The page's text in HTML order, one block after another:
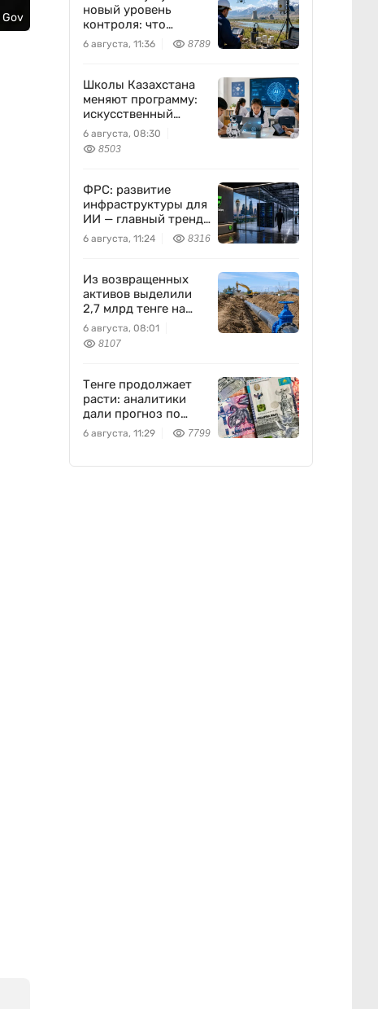
новый уровень
контроля: что
предлагают ученые
на фоне развития
6 августа, 11:36 8789
Школы Казахстана
меняют программу:
искусственный
интеллект станет
частью уроков с 1
класса
6 августа, 08:30
8503
ФРС: развитие
инфраструктуры для
ИИ — главный тренд
мировой экономики.
Как в него
Freedom Holding
Corp.
6 августа, 11:24 8316
Из возвращенных
активов выделили
2,7 млрд тенге на
водоснабжение
6 августа, 08:01
8107
Тенге продолжает
расти: аналитики
дали прогноз по
доллару
6 августа, 11:29 7799